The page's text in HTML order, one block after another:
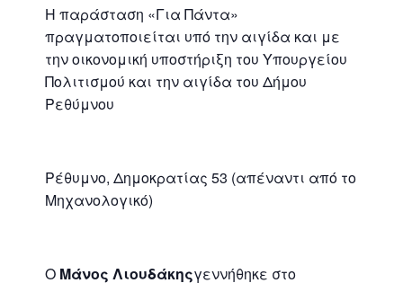
Η παράσταση «Για Πάντα»
πραγματοποιείται υπό την αιγίδα και με
την οικονομική υποστήριξη του Υπουργείου
Πολιτισμού και την αιγίδα του Δήμου
Ρεθύμνου
Ρέθυμνο, Δημοκρατίας 53 (απέναντι από το
Μηχανολογικό)
Ο Μάνος Λιουδάκηςγεννήθηκε στο